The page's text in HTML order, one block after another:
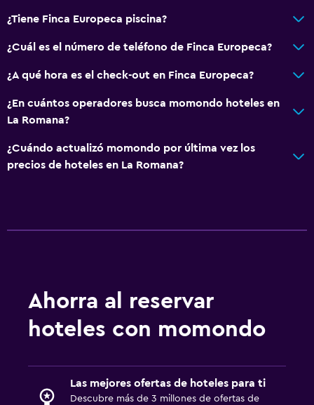
¿Tiene Finca Europeca piscina?
¿Cuál es el número de teléfono de Finca Europeca?
¿A qué hora es el check-out en Finca Europeca?
¿En cuántos operadores busca momondo hoteles en
La Romana?
¿Cuándo actualizó momondo por última vez los
precios de hoteles en La Romana?
Ahorra al reservar
hoteles con momondo
Las mejores ofertas de hoteles para ti
Descubre más de 3 millones de ofertas de